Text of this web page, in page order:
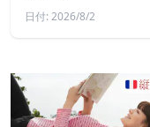
日付: 2026/8/2